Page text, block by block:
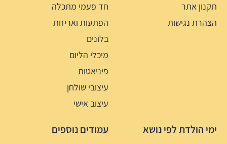
תקנון אתר
הצהרת נגישות
חד פעמי מתכלה
הפתעות ואריזות
בלונים
מיכלי הליום
פיניאטות
עיצובי שולחן
עיצוב אישי
ימי הולדת לפי נושא עמודים נוספים